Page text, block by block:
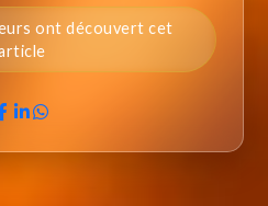
ont découvert cet